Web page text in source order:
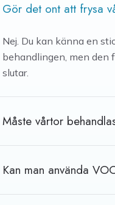
Gör det ont att frysa
Nej. Du kan känna en
behandlingen, men den
slutar.
Måste vårtor
Kan man använda